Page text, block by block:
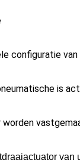
configuratie
is
van